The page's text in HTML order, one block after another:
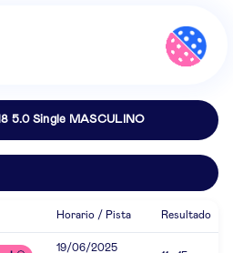
5.0 Single MASCULINO
Horario / Pista Resultado
19/06/2025